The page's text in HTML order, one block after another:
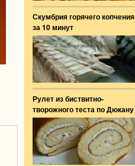
Скумбрия горячего копчения
за 10 минут
Рулет из биствитно-
творожного теста по Дюкану